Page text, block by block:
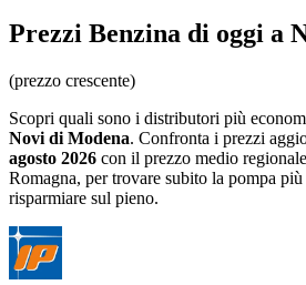
Prezzi Benzina di oggi a
(prezzo crescente)
Scopri quali sono i distributori più
Novi di Modena. Confronta i prezzi
agosto 2026 con il prezzo medio regionale
Romagna, per trovare subito la pompa
risparmiare sul pieno.